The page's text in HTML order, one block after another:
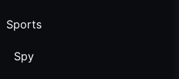
Sports
Spy